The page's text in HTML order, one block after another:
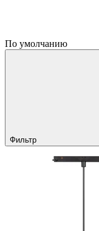
По умолчанию
Фильтр